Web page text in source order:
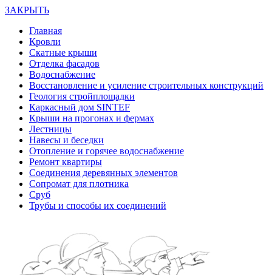
ЗАКРЫТЬ
Главная
Кровли
Скатные крыши
Отделка фасадов
Водоснабжение
Восстановление и усиление строительных конструкций
Геология стройплощадки
Каркасный дом SINTEF
Крыши на прогонах и фермах
Лестницы
Навесы и беседки
Отопление и горячее водоснабжение
Ремонт квартиры
Соединения деревянных элементов
Сопромат для плотника
Сруб
Трубы и способы их соединений